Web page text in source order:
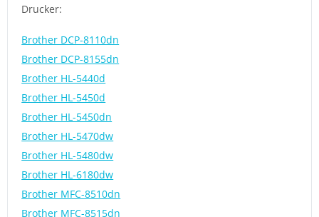
Drucker:
Brother DCP-8110dn
Brother DCP-8155dn
Brother HL-5440d
Brother HL-5450d
Brother HL-5450dn
Brother HL-5470dw
Brother HL-5480dw
Brother HL-6180dw
Brother MFC-8510dn
Brother MFC-8515dn